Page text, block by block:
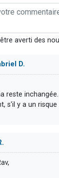
averti des
D.
reste inchangée.
s'il y a un